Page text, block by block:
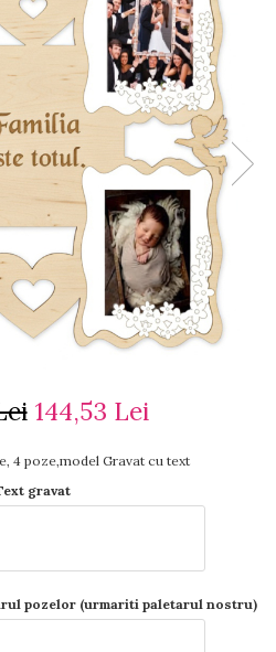
144,53 Lei
4 poze,model Gravat cu text
gravat
pozelor (urmariti paletarul nostru)